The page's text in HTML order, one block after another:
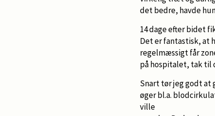
det bedre, havde
14 dage efter bidet
Det er fantastisk, at
regelmæssigt får
på hospitalet, tak til
Snart tør jeg godt at
øger bl.a.
ville